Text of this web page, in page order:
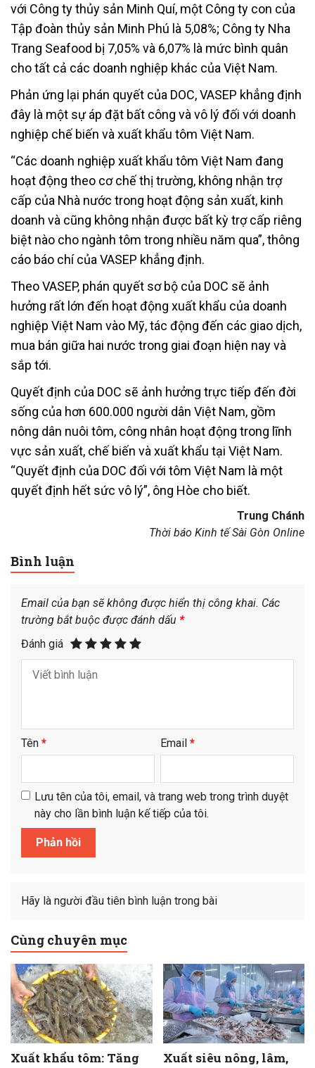
với Công ty thủy sản Minh Quí, một Công ty con của
Tập đoàn thủy sản Minh Phú là 5,08%; Công ty Nha
Trang Seafood bị 7,05% và 6,07% là mức bình quân
cho tất cả các doanh nghiệp khác của Việt Nam.
Phản ứng lại phán quyết của DOC, VASEP khẳng định
đây là một sự áp đặt bất công và vô lý đối với doanh
nghiệp chế biến và xuất khẩu tôm Việt Nam.
“Các doanh nghiệp xuất khẩu tôm Việt Nam đang
hoạt động theo cơ chế thị trường, không nhận trợ
cấp của Nhà nước trong hoạt động sản xuất, kinh
doanh và cũng không nhận được bất kỳ trợ cấp riêng
biệt nào cho ngành tôm trong nhiều năm qua”, thông
cáo báo chí của VASEP khẳng định.
Theo VASEP, phán quyết sơ bộ của DOC sẽ ảnh
hưởng rất lớn đến hoạt động xuất khẩu của doanh
nghiệp Việt Nam vào Mỹ, tác động đến các giao dịch,
mua bán giữa hai nước trong giai đoạn hiện nay và
sắp tới.
Quyết định của DOC sẽ ảnh hưởng trực tiếp đến đời
sống của hơn 600.000 người dân Việt Nam, gồm
nông dân nuôi tôm, công nhân hoạt động trong lĩnh
vực sản xuất, chế biến và xuất khẩu tại Việt Nam.
“Quyết định của DOC đối với tôm Việt Nam là một
quyết định hết sức vô lý”, ông Hòe cho biết.
Trung Chánh
Thời báo Kinh tế Sài Gòn Online
Bình luận
Email của bạn sẽ không được hiển thị công khai. Các
trường bắt buộc được đánh dấu *
Đánh giá
Tên * Email *
Lưu tên của tôi, email, và trang web trong trình duyệt
này cho lần bình luận kế tiếp của tôi.
Hãy là người đầu tiên bình luận trong bài
Cùng chuyên mục
Xuất khẩu tôm: Tăng
Xuất siêu nông, lâm,